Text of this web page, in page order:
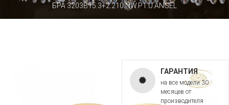
БРА 3203B15.3+2.210.NW.P1.U.ANGEL
ГАРАНТИЯ
на все модели 30
месяцев от
производителя